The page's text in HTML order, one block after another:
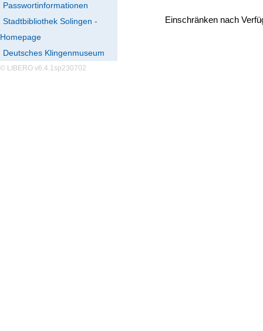
Passwortinformationen
Stadtbibliothek Solingen -
Homepage
Deutsches Klingenmuseum
© LIBERO v6.4.1sp230702
Einschränken nach